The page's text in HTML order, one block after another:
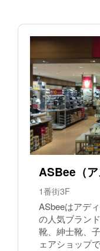
ASBee（ア
1番街3F
ASbeeはアデ
の人気ブラン
靴、紳士靴、
ェアショップ